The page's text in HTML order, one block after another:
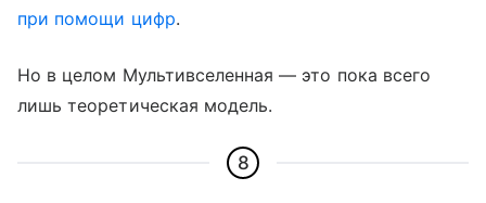
при помощи цифр.
Но в целом Мультивселенная — это пока всего
лишь теоретическая модель.
8